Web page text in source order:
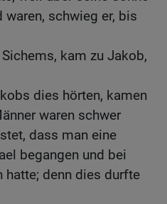
schwieg er, bis
kam zu Jakob,
dies hörten, kamen
waren schwer
dass man eine
begangen und bei
hatte; denn dies durfte